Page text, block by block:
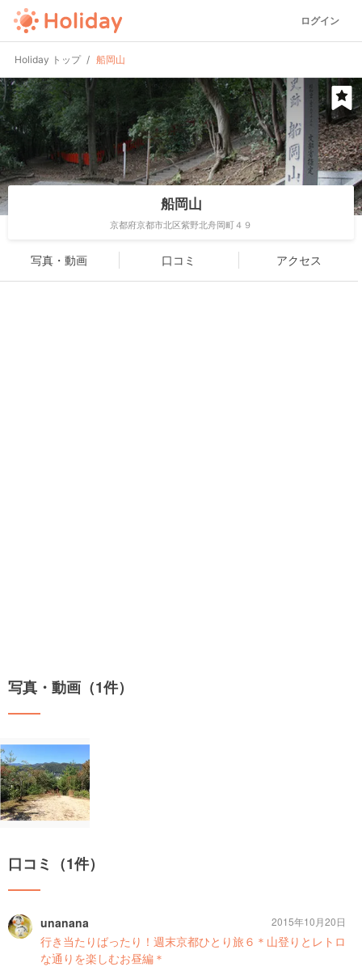
ログイン
Holiday トップ 船岡山
船岡山
京都府京都市北区紫野北舟岡町４９
写真・動画 口コミ アクセス
写真・動画（1件）
口コミ（1件）
unanana
行き当たりばったり！週末京都ひとり旅６＊山登りとレトロ
な通りを楽しむお昼編＊
2015年10月20日